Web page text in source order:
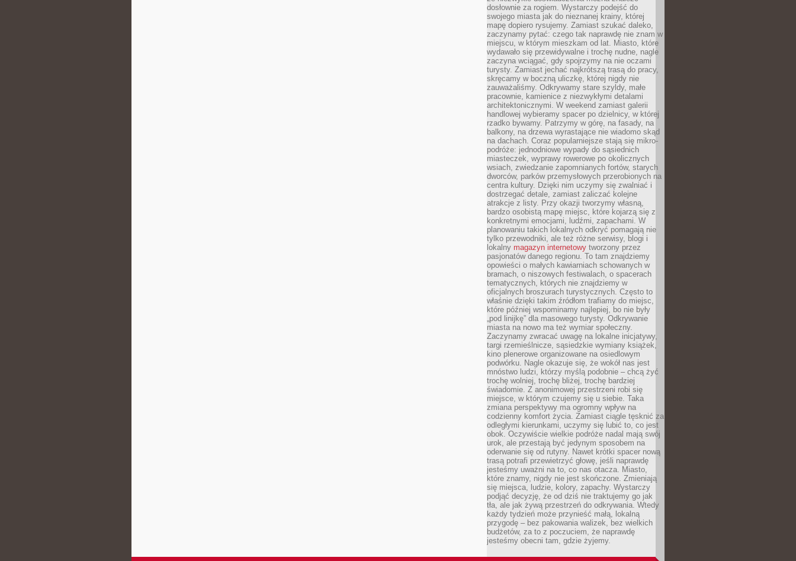
dosłownie za rogiem. Wystarczy podejść do
swojego miasta jak do nieznanej krainy, której
mapę dopiero rysujemy. Zamiast szukać daleko,
zaczynamy pytać: czego tak naprawdę nie znam w
miejscu, w którym mieszkam od lat. Miasto, które
wydawało się przewidywalne i trochę nudne, nagle
zaczyna wciągać, gdy spojrzymy na nie oczami
turysty. Zamiast jechać najkrótszą trasą do pracy,
skręcamy w boczną uliczkę, której nigdy nie
zauważaliśmy. Odkrywamy stare szyldy, małe
pracownie, kamienice z niezwykłymi detalami
architektonicznymi. W weekend zamiast galerii
handlowej wybieramy spacer po dzielnicy, w której
rzadko bywamy. Patrzymy w górę, na fasady, na
balkony, na drzewa wyrastające nie wiadomo skąd
na dachach. Coraz popularniejsze stają się mikro-
podróże: jednodniowe wypady do sąsiednich
miasteczek, wyprawy rowerowe po okolicznych
wsiach, zwiedzanie zapomnianych fortów, starych
dworców, parków przemysłowych przerobionych na
centra kultury. Dzięki nim uczymy się zwalniać i
dostrzegać detale, zamiast zaliczać kolejne
atrakcje z listy. Przy okazji tworzymy własną,
bardzo osobistą mapę miejsc, które kojarzą się z
konkretnymi emocjami, ludźmi, zapachami. W
planowaniu takich lokalnych odkryć pomagają nie
tylko przewodniki, ale też różne serwisy, blogi i
lokalny magazyn internetowy tworzony przez
pasjonatów danego regionu. To tam znajdziemy
opowieści o małych kawiarniach schowanych w
bramach, o niszowych festiwalach, o spacerach
tematycznych, których nie znajdziemy w
oficjalnych broszurach turystycznych. Często to
właśnie dzięki takim źródłom trafiamy do miejsc,
które później wspominamy najlepiej, bo nie były
„pod linijkę” dla masowego turysty. Odkrywanie
miasta na nowo ma też wymiar społeczny.
Zaczynamy zwracać uwagę na lokalne inicjatywy,
targi rzemieślnicze, sąsiedzkie wymiany książek,
kino plenerowe organizowane na osiedlowym
podwórku. Nagle okazuje się, że wokół nas jest
mnóstwo ludzi, którzy myślą podobnie – chcą żyć
trochę wolniej, trochę bliżej, trochę bardziej
świadomie. Z anonimowej przestrzeni robi się
miejsce, w którym czujemy się u siebie. Taka
zmiana perspektywy ma ogromny wpływ na
codzienny komfort życia. Zamiast ciągle tęsknić za
odległymi kierunkami, uczymy się lubić to, co jest
obok. Oczywiście wielkie podróże nadal mają swój
urok, ale przestają być jedynym sposobem na
oderwanie się od rutyny. Nawet krótki spacer nową
trasą potrafi przewietrzyć głowę, jeśli naprawdę
jesteśmy uważni na to, co nas otacza. Miasto,
które znamy, nigdy nie jest skończone. Zmieniają
się miejsca, ludzie, kolory, zapachy. Wystarczy
podjąć decyzję, że od dziś nie traktujemy go jak
tła, ale jak żywą przestrzeń do odkrywania. Wtedy
każdy tydzień może przynieść małą, lokalną
przygodę – bez pakowania walizek, bez wielkich
budżetów, za to z poczuciem, że naprawdę
jesteśmy obecni tam, gdzie żyjemy.